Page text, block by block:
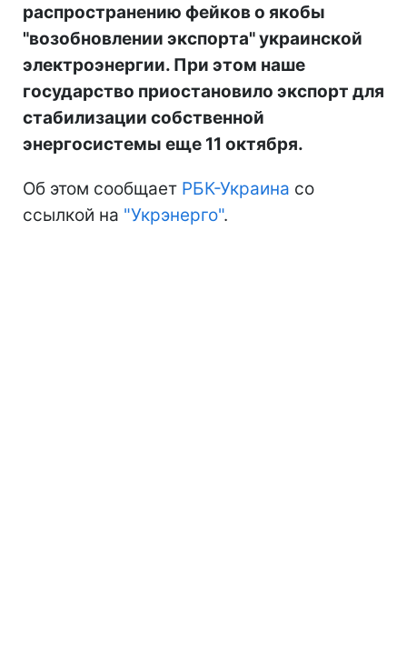
распространению фейков о якобы
"возобновлении экспорта" украинской
электроэнергии. При этом наше
государство приостановило экспорт для
стабилизации собственной
энергосистемы еще 11 октября.
Об этом сообщает РБК-Украина со
ссылкой на "Укрэнерго".